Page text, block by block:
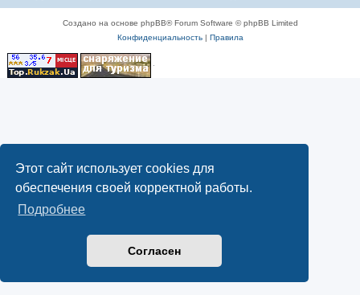
Этот сайт использует cookies для
обеспечения своей корректной работы.
Подробнее
Согласен
Создано на основе phpBB® Forum Software © phpBB Limited
Конфиденциальность| Правила